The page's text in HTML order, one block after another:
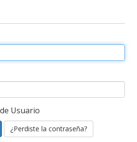
Usuario
¿Perdiste la contraseña?